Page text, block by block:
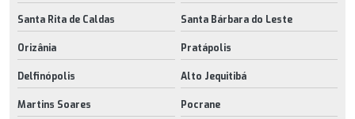
Santa Rita de Caldas Santa Bárbara do Leste
Orizânia Pratápolis
Delfinópolis Alto Jequitibá
Martins Soares Pocrane